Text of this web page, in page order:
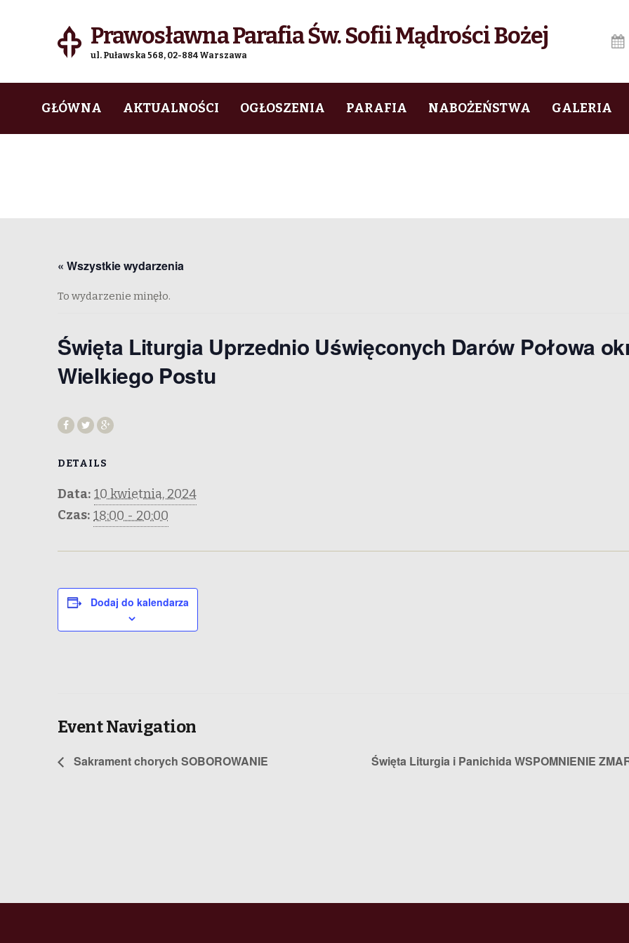
Prawosławna Parafia Św. Sofii Mądrości Bożej
ul. Puławska 568, 02-884 Warszawa
to
to
GŁÓWNA AKTUALNOŚCI OGŁOSZENIA PARAFIA NABOŻEŃSTWA GALERIA
« Wszystkie wydarzenia
To wydarzenie minęło.
Święta Liturgia Uprzednio Uświęconych Darów Połowa
Wielkiego Postu
DETAILS
Data: 10 kwietnia, 2024
Czas: 18:00 - 20:00
Dodaj do kalendarza
Event Navigation
Sakrament chorych SOBOROWANIE Święta Liturgia i Panichida WSPOMNIENIE